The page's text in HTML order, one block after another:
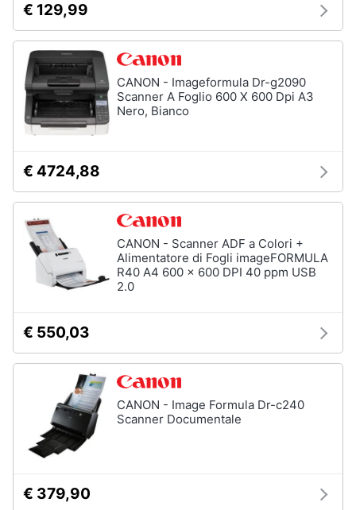
€ 129,99
CANON - Imageformula Dr-g2090
Scanner A Foglio 600 X 600 Dpi A3
Nero, Bianco
€ 4724,88
CANON - Scanner ADF a Colori +
Alimentatore di Fogli imageFORMULA
R40 A4 600 x 600 DPI 40 ppm USB
2.0
€ 550,03
CANON - Image Formula Dr-c240
Scanner Documentale
€ 379,90